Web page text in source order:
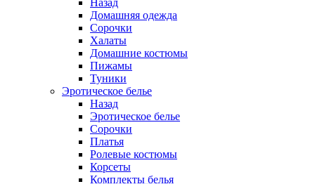
Назад
Домашняя одежда
Сорочки
Халаты
Домашние костюмы
Пижамы
Туники
Эротическое белье
Назад
Эротическое белье
Сорочки
Платья
Ролевые костюмы
Корсеты
Комплекты белья